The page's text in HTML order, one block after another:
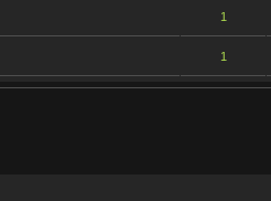
1
1